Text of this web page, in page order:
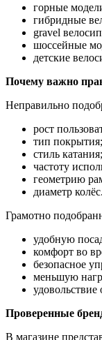
горные
гибридные
gravel
шоссейные
детские
Почему важно
Неправильно
рост
тип покрытия;
стиль катания;
частоту
геометрию
диаметр колёс.
Грамотно
удобную
комфорт во
безопасное
меньшую
Проверенные
В магазине